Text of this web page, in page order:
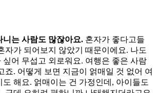
니는 사람도 많잖아요. 혼자가 좋다고들
자가 되어보지 않았기 때문이에요. 나도
싶어 무섭고 외로워요. 여행은 좋은 사람
죠. 어떻게 보면 지금이 얽매일 것 없어 여
도 해요. 얽매이는 건 가정인데, 아이들도